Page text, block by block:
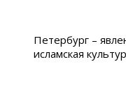
Петербург –
исламская